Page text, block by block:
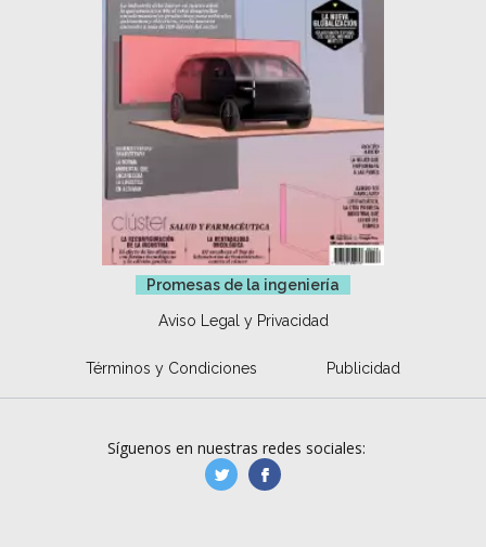
Promesas de la ingeniería
Aviso Legal y Privacidad
Términos y Condiciones Publicidad
Síguenos en nuestras redes sociales:
manufacturaGE